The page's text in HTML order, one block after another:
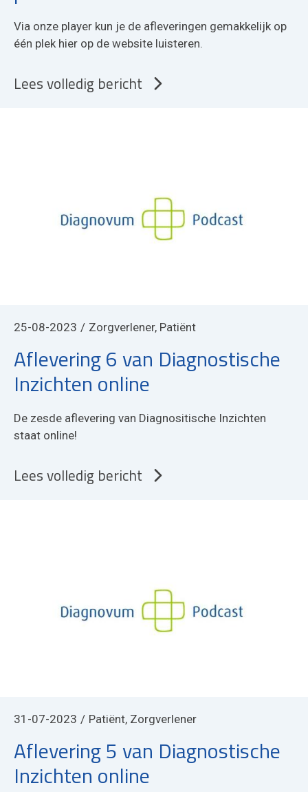
Via onze player kun je de afleveringen gemakkelijk op
één plek hier op de website luisteren.
Lees volledig bericht
25-08-2023 Zorgverlener, Patiënt
Aflevering 6 van Diagnostische
Inzichten online
De zesde aflevering van Diagnositische Inzichten
staat online!
Lees volledig bericht
31-07-2023 Patiënt, Zorgverlener
Aflevering 5 van Diagnostische
Inzichten online